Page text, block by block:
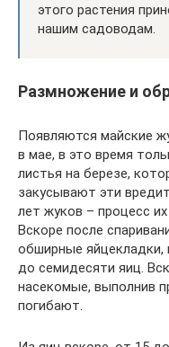
этого растения
нашим садоводам.
Размножение и
Появляются майские
в мае, в это время
листья на березе,
закусывают эти
лет жуков – процесс
Вскоре после
обширные яйцекладки,
до семидесяти яиц.
насекомые, выполнив
погибают.